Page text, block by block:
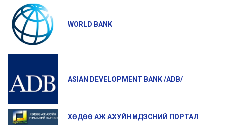
WORLD BANK
ASIAN DEVELOPMENT BANK /ADB/
ХӨДӨӨ АЖ АХУЙН ҮНДЭСНИЙ ПОРТАЛ